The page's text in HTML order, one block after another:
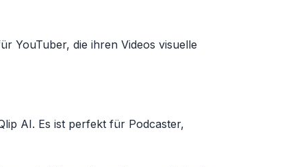
YouTuber, die ihren Videos visuelle
AI. Es ist perfekt für Podcaster,